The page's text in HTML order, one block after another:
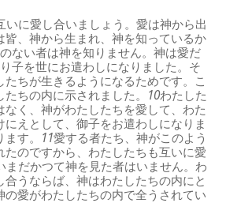
いに愛し合いましょう。愛は神から出
皆、神から生まれ、神を知っているか
ない者は神を知りません。神は愛だ
子を世にお遣わしになりました。そ
ちが生きるようになるためです。こ
ちの内に示されました。 10わたした
く、神がわたしたちを愛して、わた
にえとして、御子をお遣わしになりま
す。 11愛する者たち、神がこのよう
たのですから、わたしたちも互いに愛
まだかつて神を見た者はいません。わ
うならば、神はわたしたちの内にと
の愛がわたしたちの内で全うされてい